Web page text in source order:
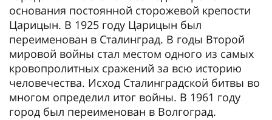
основания постоянной сторожевой крепости
Царицын. В 1925 году Царицын был
переименован в Сталинград. В годы Второй
мировой войны стал местом одного из самых
кровопролитных сражений за всю историю
человечества. Исход Сталинградской битвы во
многом определил итог войны. В 1961 году
город был переименован в Волгоград.